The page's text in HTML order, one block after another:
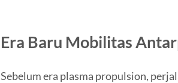
Era Baru Mobilitas
Sebelum era plasma propulsion,